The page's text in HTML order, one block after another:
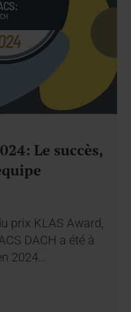
Le succès,
prix KLAS Award,
DACH a été à
2024…